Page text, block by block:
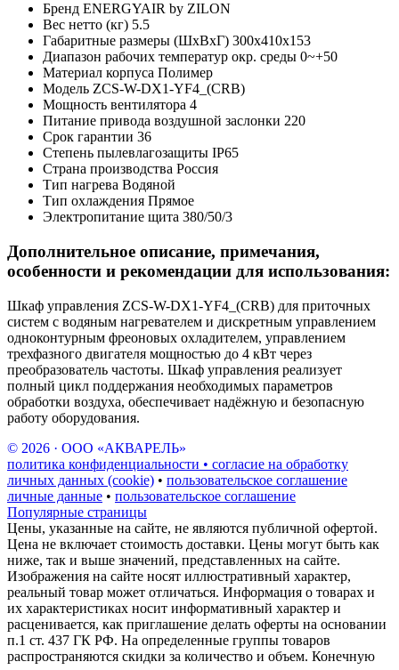
Бренд ENERGYAIR by ZILON
Вес нетто (кг) 5.5
Габаритные размеры (ШxВxГ) 300x410x153
Диапазон рабочих температур окр. среды 0~+50
Материал корпуса Полимер
Модель ZCS-W-DX1-YF4_(CRB)
Мощность вентилятора 4
Питание привода воздушной заслонки 220
Срок гарантии 36
Степень пылевлагозащиты IP65
Страна производства Россия
Тип нагрева Водяной
Тип охлаждения Прямое
Электропитание щита 380/50/3
Дополнительное описание, примечания,
особенности и рекомендации для использования:
Шкаф управления ZCS-W-DX1-YF4_(CRB) для приточных
систем с водяным нагревателем и дискретным управлением
одноконтурным фреоновых охладителем, управлением
трехфазного двигателя мощностью до 4 кВт через
преобразователь частоты. Шкаф управления реализует
полный цикл поддержания необходимых параметров
обработки воздуха, обеспечивает надёжную и безопасную
работу оборудования.
© 2026 · ООО «АКВАРЕЛЬ»
политика конфиденциальности • согласие на обработку
личных данных (cookie) • пользовательское соглашение
личные данные • пользовательское соглашение
Популярные страницы
Цены, указанные на сайте, не являются публичной офертой.
Цена не включает стоимость доставки. Цены могут быть как
ниже, так и выше значений, представленных на сайте.
Изображения на сайте носят иллюстративный характер,
реальный товар может отличаться. Информация о товарах и
их характеристиках носит информативный характер и
расценивается, как приглашение делать оферты на основании
п.1 ст. 437 ГК РФ. На определенные группы товаров
распространяются скидки за количество и объем. Конечную